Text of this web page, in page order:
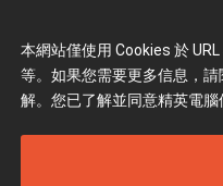
本網站僅使用 Cookies 於
等。如果您需要更多信息，
解。您已了解並同意精英電腦